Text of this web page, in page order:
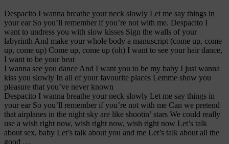
Despacito I wanna breathe your neck slowly Let me say things in
your ear So you’ll remember if you’re not with me. Despacito I
want to undress you with slow kisses Sign the walls of your
labyrinth And make your whole body a manuscript (come up, come
up, come up) Come up, come up (oh) I want to see your hair dance,
I want to be your beat
I wanna see you dance And I want you to be my baby I just wanna
kiss you slowly In all of your favourite places Lemme show you
pleasure that you’ve never known
Despacito I wanna breathe your neck slowly Let me say things in
your ear So you’ll remember if you’re not with me Can we pretend
that airplanes in the night sky are like shootin’ stars We could really
use a wish right now, wish right now, wish right now Let’s talk
about sex, baby Let’s talk about you and me Let’s talk about all the
good …